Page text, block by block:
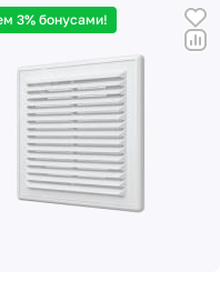
3% бонусами!